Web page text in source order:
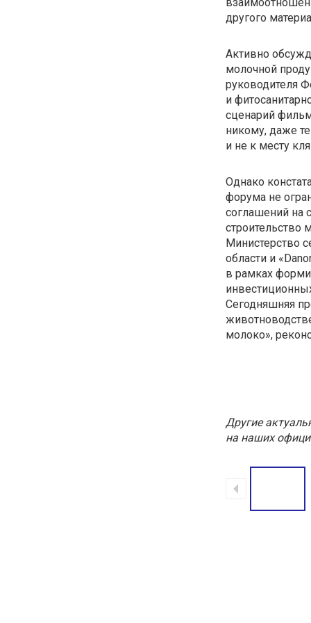
другого
Активно
молочной
руководителя
и
сценарий
никому, даже
и не к месту
Однако
форума не
соглашений на
строительство
Министерство
области и
в рамках
Сегодняшняя
молоко»,
Другие
на наших